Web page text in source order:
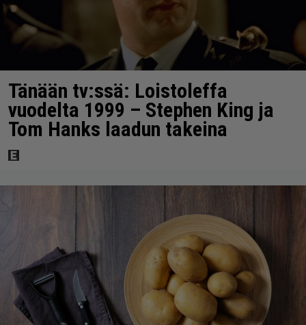
Tänään tv:ssä: Loistoleffa
vuodelta 1999 – Stephen King ja
Tom Hanks laadun takeina